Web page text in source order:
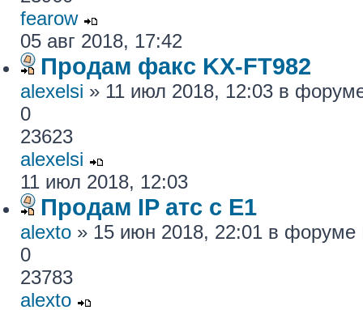
fearow
05 авг 2018, 17:42
Продам факс KX-FT982
alexelsi » 11 июл 2018, 12:03 в
0
23623
alexelsi
11 июл 2018, 12:03
Продам IP атс с E1
alexto » 15 июн 2018, 22:01 в форуме
0
23783
alexto